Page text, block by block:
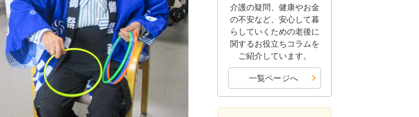
介護の疑問、健康やお金
の不安など、安心して暮
らしていくための老後に
関するお役立ちコラムを
ご紹介しています。
一覧ページへ